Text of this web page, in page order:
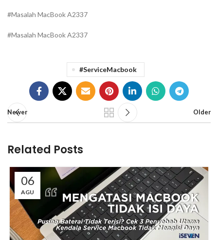
#Masalah MacBook A2337
#Masalah MacBook A2337
#ServiceMacbook
Newer Older
Related Posts
06
AGU